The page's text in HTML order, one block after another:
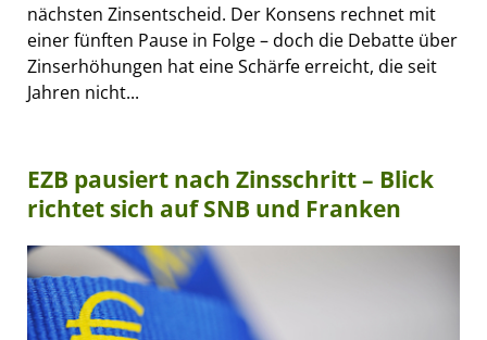
nächsten Zinsentscheid. Der Konsens rechnet mit
einer fünften Pause in Folge – doch die Debatte über
Zinserhöhungen hat eine Schärfe erreicht, die seit
Jahren nicht...
EZB pausiert nach Zinsschritt – Blick
richtet sich auf SNB und Franken